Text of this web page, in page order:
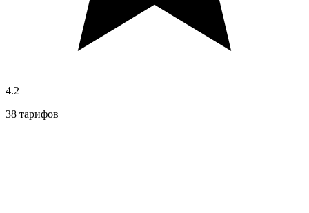
4.2
38 тарифов